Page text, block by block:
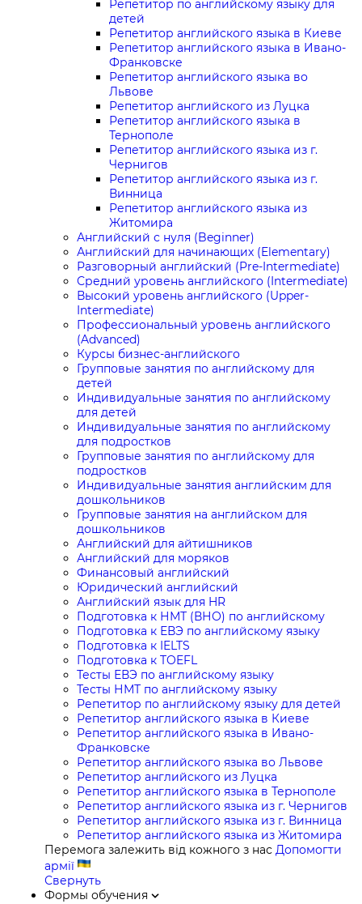
Репетитор по английскому языку для
детей
Репетитор английского языка в Киеве
Репетитор английского языка в Ивано-
Франковске
Репетитор английского языка во
Львове
Репетитор английского из Луцка
Репетитор английского языка в
Тернополе
Репетитор английского языка из г.
Чернигов
Репетитор английского языка из г.
Винница
Репетитор английского языка из
Житомира
Английский с нуля (Beginner)
Английский для начинающих (Elementary)
Разговорный английский (Pre-Intermediate)
Средний уровень английского (Intermediate)
Высокий уровень английского (Upper-
Intermediate)
Профессиональный уровень английского
(Advanced)
Курсы бизнес-английского
Групповые занятия по английскому для
детей
Индивидуальные занятия по английскому
для детей
Индивидуальные занятия по английскому
для подростков
Групповые занятия по английскому для
подростков
Индивидуальные занятия английским для
дошкольников
Групповые занятия на английском для
дошкольников
Английский для айтишников
Английский для моряков
Финансовый английский
Юридический английский
Английский язык для HR
Подготовка к НМТ (ВНО) по английскому
Подготовка к ЕВЭ по английскому языку
Подготовка к IELTS
Подготовка к TOEFL
Тесты ЕВЭ по английскому языку
Тесты НМТ по английскому языку
Репетитор по английскому языку для детей
Репетитор английского языка в Киеве
Репетитор английского языка в Ивано-
Франковске
Репетитор английского языка во Львове
Репетитор английского из Луцка
Репетитор английского языка в Тернополе
Репетитор английского языка из г. Чернигов
Репетитор английского языка из г. Винница
Репетитор английского языка из Житомира
Перемога залежить від кожного з нас Допомогти
армії
Свернуть
Формы обучения